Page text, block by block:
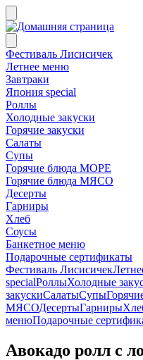
Фестиваль Лисисичек
Летнее меню
Завтраки
Япония special
Роллы
Холодные закуски
Горячие закуски
Салаты
Супы
Горячие блюда МОРЕ
Горячие блюда МЯСО
Десерты
Гарниры
Хлеб
Соусы
Банкетное меню
Подарочные сертификаты
Фестиваль Лисисичек
specialРоллыХолодные
закускиСалатыСупы
МЯСОДесертыГарниры
менюПодарочные
Авокадо ролл с